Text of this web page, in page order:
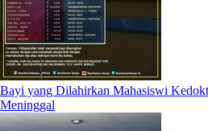
Bayi yang Dilahirkan Mahasiswi
Meninggal